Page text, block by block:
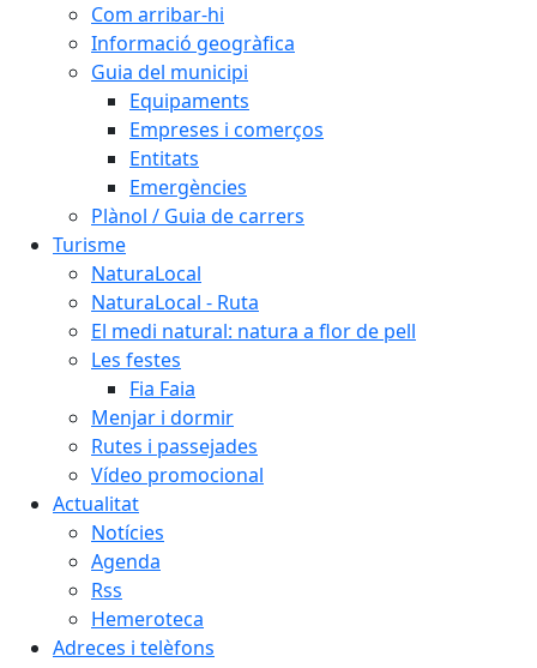
Com arribar-hi
Informació geogràfica
Guia del municipi
Equipaments
Empreses i comerços
Entitats
Emergències
Plànol / Guia de carrers
Turisme
NaturaLocal
NaturaLocal - Ruta
El medi natural: natura a flor de pell
Les festes
Fia Faia
Menjar i dormir
Rutes i passejades
Vídeo promocional
Actualitat
Notícies
Agenda
Rss
Hemeroteca
Adreces i telèfons